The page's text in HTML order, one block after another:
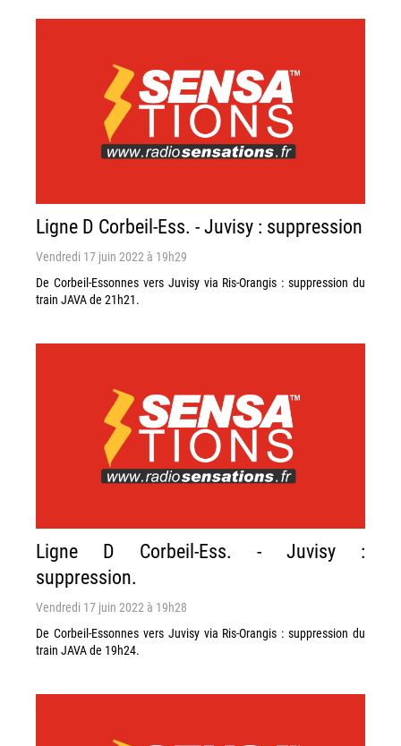
Ligne D Corbeil-Ess. - Juvisy : suppression
Vendredi 17 juin 2022 à 19h29
De Corbeil-Essonnes vers Juvisy via Ris-Orangis : suppression du
train JAVA de 21h21.
Ligne D Corbeil-Ess. - Juvisy :
suppression.
Vendredi 17 juin 2022 à 19h28
De Corbeil-Essonnes vers Juvisy via Ris-Orangis : suppression du
train JAVA de 19h24.